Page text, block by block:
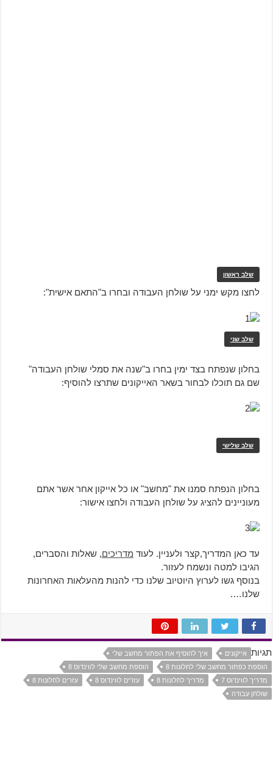
שלב ראשון
לחצו מקש ימני על שולחן העבודה ובחרו ב"התאם אישית":
שלב שני
בחלון שנפתח בצד ימין בחרו ב"שנה את סמלי שולחן העבודה"
שם גם תוכלו לבחור בשאר האייקונים שתרצו להוסיף:
שלב שלישי
בחלון הנפתח סמנו את "מחשב" או כל אייקון אחר אשר אתם
מעוניינים להציג על שולחן העבודה ולחצו אישור:
עד כאן המדריך,קצר ולעניין. לעוד מדריכים, שאלות והסברים,
הגיבו למטה ונשמח לעזור.
בנוסף גשו לערוץ היוטיוב שלנו כדי להנות מהעלאות האחרונות
שלנו….
תגיות אייקונים
איך להוסיף את הפתור מחשב שלי
הוספת כפתור מחשב שלי לחלונות 8
הוספת מחשב שלי לווינדוס 8
מדריך לווינדוס 7
מדריך לחלונות 8 עזרים לווינדוס 8
עזרים לחלונות 8
שולחן עבודה